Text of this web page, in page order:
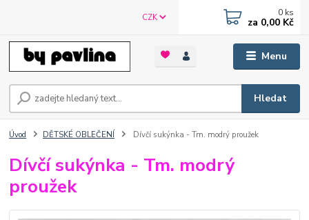
Menu
CZK
Hledat
0 ks
za 0,00 Kč
Úvod DĚTSKÉ OBLEČENÍ Dívčí sukýnka - Tm. modrý proužek
Dívčí sukýnka - Tm. modrý
proužek